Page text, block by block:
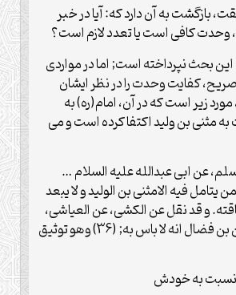
بازگشت به آن دارد که: آیا در خبر
وحدت کافی است یا تعدد لازم است؟
این بحث نپرداخته است; اما در مواردی
کفایت وحدت را در نظر ایشان
زیر است که در آن، امام(ره) به
مثنی بن ولید اکتفا کرده است و می
عن ابی عبدالله علیه السلام …
فیه الامثنی بن الولید و لا یبعد
و قد نقل عن الکشی، عن العیاشی،
عن علی بن الحسن بن فضال انه لا باس به; (36) وهو توثیق
به خودش